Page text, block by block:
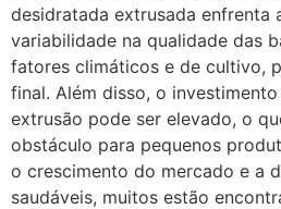
desidratada extrusada enfrenta
variabilidade na qualidade das
fatores climáticos e de cultivo,
final. Além disso, o
extrusão pode ser elevado, o
obstáculo para pequenos
o crescimento do mercado e a
saudáveis, muitos estão